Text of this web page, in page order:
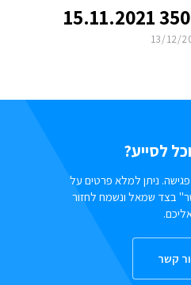
13/12/
לסייע?
ניתן למלא פרטים על
בצד שמאל ונשמח לחזור
קשר